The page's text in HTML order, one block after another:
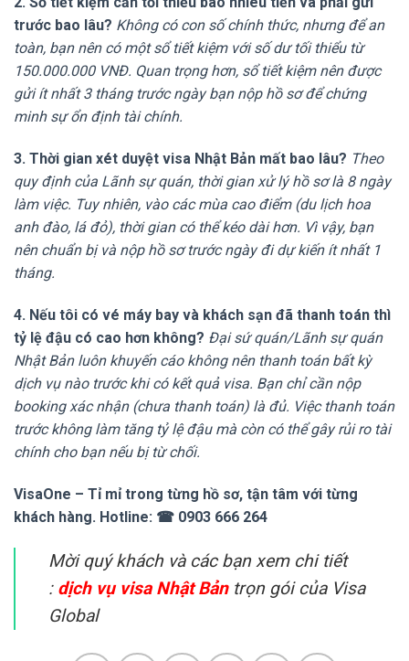
trước bao lâu? Không có con số chính thức, nhưng để an
toàn, bạn nên có một sổ tiết kiệm với số dư tối thiểu từ
150.000.000 VNĐ. Quan trọng hơn, sổ tiết kiệm nên được
gửi ít nhất 3 tháng trước ngày bạn nộp hồ sơ để chứng
minh sự ổn định tài chính.
3. Thời gian xét duyệt visa Nhật Bản mất bao lâu? Theo
quy định của Lãnh sự quán, thời gian xử lý hồ sơ là 8 ngày
làm việc. Tuy nhiên, vào các mùa cao điểm (du lịch hoa
anh đào, lá đỏ), thời gian có thể kéo dài hơn. Vì vậy, bạn
nên chuẩn bị và nộp hồ sơ trước ngày đi dự kiến ít nhất 1
tháng.
4. Nếu tôi có vé máy bay và khách sạn đã thanh toán thì
tỷ lệ đậu có cao hơn không? Đại sứ quán/Lãnh sự quán
Nhật Bản luôn khuyến cáo không nên thanh toán bất kỳ
dịch vụ nào trước khi có kết quả visa. Bạn chỉ cần nộp
booking xác nhận (chưa thanh toán) là đủ. Việc thanh toán
trước không làm tăng tỷ lệ đậu mà còn có thể gây rủi ro tài
chính cho bạn nếu bị từ chối.
VisaOne – Tỉ mỉ trong từng hồ sơ, tận tâm với từng
khách hàng. Hotline: ☎ 0903 666 264
Mời quý khách và các bạn xem chi tiết
: dịch vụ visa Nhật Bảntrọn gói của Visa
Global